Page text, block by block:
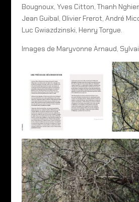
Bougnoux, Yves Citton, Thanh
Jean Guibal, Olivier Frerot, André
Luc Gwiazdzinski, Henry Torgue.
Images de Maryvonne Arnaud,